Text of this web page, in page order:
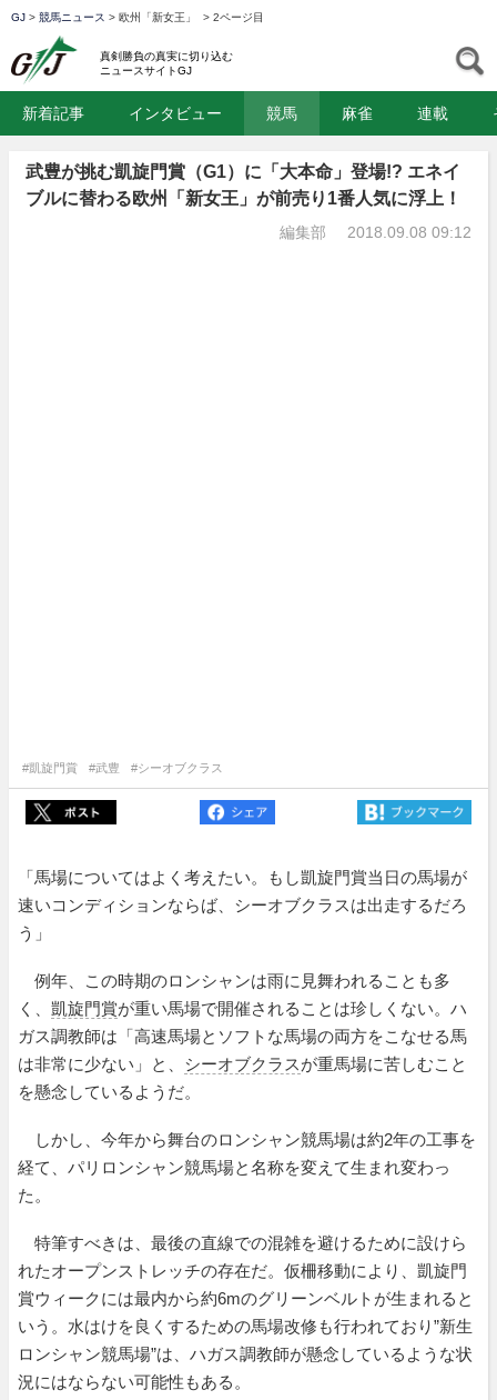
GJ > 競馬ニュース > 欧州「新女王」 > 2ページ目
真剣勝負の真実に切り込む
ニュースサイトGJ
新着記事 インタビュー 競馬 麻雀 連載
武豊が挑む凱旋門賞（G1）に「大本命」登場!? エネイ
ブルに替わる欧州「新女王」が前売り1番人気に浮上！
編集部 2018.09.08 09:12
#凱旋門賞 #武豊 #シーオブクラス
「馬場についてはよく考えたい。もし凱旋門賞当日の馬場が
速いコンディションならば、シーオブクラスは出走するだろ
う」
例年、この時期のロンシャンは雨に見舞われることも多
く、 凱旋門賞が重い馬場で開催されることは珍しくない。ハ
ガス調教師は「高速馬場とソフトな馬場の両方をこなせる馬
は非常に少ない」と、 シーオブクラスが重馬場に苦しむこと
を懸念しているようだ。
しかし、今年から舞台のロンシャン競馬場は約2年の工事を
経て、パリロンシャン競馬場と名称を変えて生まれ変わっ
た。
特筆すべきは、最後の直線での混雑を避けるために設けら
れたオープンストレッチの存在だ。仮柵移動により、凱旋門
賞ウィークには最内から約6mのグリーンベルトが生まれると
いう。水はけを良くするための馬場改修も行われており”新生
ロンシャン競馬場”は、ハガス調教師が懸念しているような状
況にはならない可能性もある。